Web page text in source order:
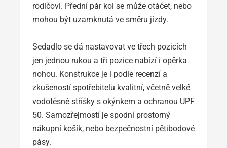
rodičovi. Přední pár kol se může otáčet, nebo
mohou být uzamknutá ve směru jízdy.
Sedadlo se dá nastavovat ve třech pozicích
jen jednou rukou a tři pozice nabízí i opěrka
nohou. Konstrukce je i podle recenzí a
zkušeností spotřebitelů kvalitní, včetně velké
vodotěsné stříšky s okýnkem a ochranou UPF
50. Samozřejmostí je spodní prostorný
nákupní košík, nebo bezpečnostní pětibodové
pásy.